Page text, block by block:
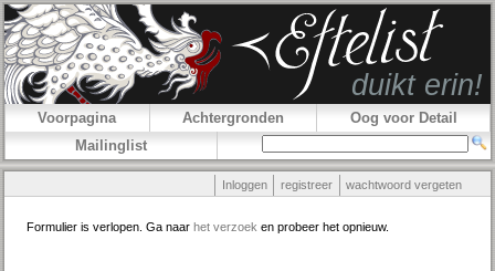
Voorpagina Achtergronden
Oog voor Detail
Mailinglist
Inloggen registreer wachtwoord vergeten
Formulier is verlopen. Ga naar het verzoek en probeer het opnieuw.